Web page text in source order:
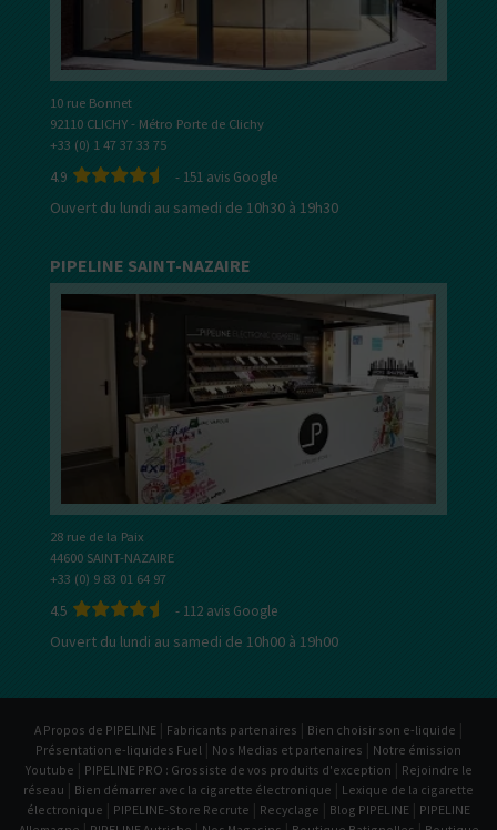
10 rue Bonnet
92110 CLICHY - Métro Porte de Clichy
+33 (0) 1 47 37 33 75
4.9 - 151 avis Google
Ouvert du lundi au samedi de 10h30 à 19h30
PIPELINE SAINT-NAZAIRE
28 rue de la Paix
44600 SAINT-NAZAIRE
+33 (0) 9 83 01 64 97
4.5 - 112 avis Google
Ouvert du lundi au samedi de 10h00 à 19h00
A Propos de PIPELINE | Fabricants partenaires | Bien choisir son e-liquide |
Présentation e-liquides Fuel | Nos Medias et partenaires | Notre émission
Youtube | PIPELINE PRO : Grossiste de vos produits d'exception | Rejoindre le
réseau | Bien démarrer avec la cigarette électronique | Lexique de la cigarette
électronique | PIPELINE-Store Recrute | Recyclage | Blog PIPELINE | PIPELINE